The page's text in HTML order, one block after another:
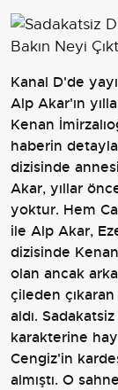
Kanal D'de
Alp Akar'ın
Kenan
haberin
dizisinde
Akar, yıllar
yoktur. Hem
ile Alp Akar,
dizisinde
olan ancak
çileden
aldı.
karakterine
Cengiz'in
almıştı. O